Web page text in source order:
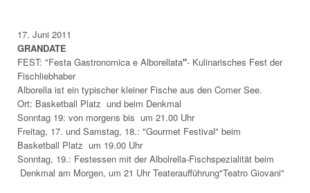
17. Juni 2011
GRANDATE
FEST: "Festa Gastronomica e Alborellata"- Kulinarisches Fest der
Fischliebhaber
Alborella ist ein typischer kleiner Fische aus den Comer See.
Ort: Basketball Platz und beim Denkmal
Sonntag 19: von morgens bis um 21.00 Uhr
Freitag, 17. und Samstag, 18.: "Gourmet Festival" beim
Basketball Platz um 19.00 Uhr
Sonntag, 19.: Festessen mit der Albolrella-Fischspezialität beim
Denkmal am Morgen, um 21 Uhr Teateraufführung"Teatro Giovani"